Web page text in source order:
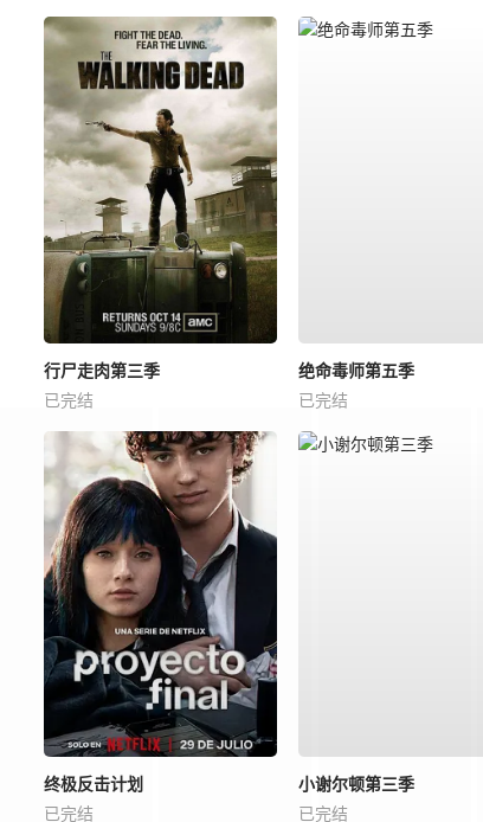
行尸走肉第三季
已完结
绝命毒师第五季
已完结
终极反击计划
已完结
小谢尔顿第三季
已完结